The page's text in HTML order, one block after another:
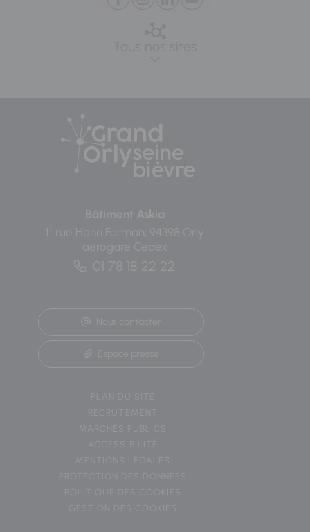
Bâtiment Askia
11 rue Henri Farman, 94398 Orly
aérogare Cedex
01 78 18 22 22
Nous contacter
Espace presse
PLAN DU SITE
RECRUTEMENT
MARCHÉS PUBLICS
ACCESSIBILITÉ
MENTIONS LÉGALES